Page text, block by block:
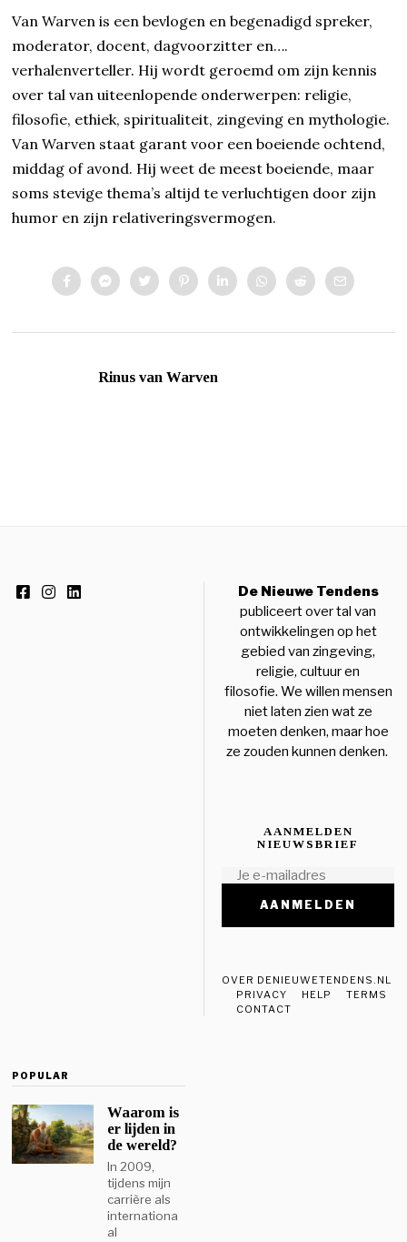
Van Warven is een bevlogen en begenadigd spreker,
moderator, docent, dagvoorzitter en….
verhalenverteller. Hij wordt geroemd om zijn kennis
over tal van uiteenlopende onderwerpen: religie,
filosofie, ethiek, spiritualiteit, zingeving en mythologie.
Van Warven staat garant voor een boeiende ochtend,
middag of avond. Hij weet de meest boeiende, maar
soms stevige thema’s altijd te verluchtigen door zijn
humor en zijn relativeringsvermogen.
Rinus van Warven
De Nieuwe Tendens
publiceert over tal van
ontwikkelingen op het
gebied van zingeving,
religie, cultuur en
filosofie. We willen mensen
niet laten zien wat ze
moeten denken, maar hoe
ze zouden kunnen denken.
AANMELDEN
NIEUWSBRIEF
OVER DENIEUWETENDENS.NL
PRIVACY
HELP
TERMS
CONTACT
POPULAR
Waarom is
er lijden in
de wereld?
In 2009,
tijdens mijn
carrière als
internationa
al